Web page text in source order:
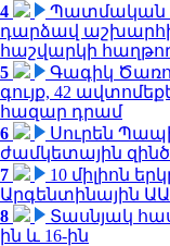
4
Պատմական
դարձավ աշխարհի
հաշվարկի
5
Գագիկ
գույք, 42
հազար դրամ
6
Սուրեն
ժամկետային
7
10 միլիոն
Արգենտինային ԱԱ-
8
Տասնյակ
ին և 16-ին